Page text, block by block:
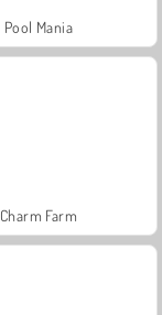
Pool Mania
Charm Farm